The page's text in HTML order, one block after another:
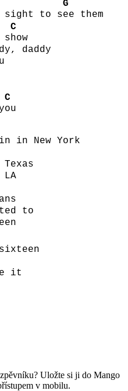
sight to s
G
ee them
s
C
how
daddy
C
ou
in New York
to
it
Uložte si ji do Mango
v mobilu.